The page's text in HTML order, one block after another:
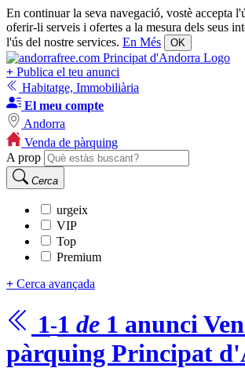
En continuar la seva navegació, vostè accepta
oferir-li serveis i ofertes a la mesura dels seus
l'ús del nostre services. En Més OK
+ Publica el teu anunci
Habitatge, Immobiliària
El meu compte
Andorra
Venda de pàrquing
A prop
Cerca
urgeix
VIP
Top
Premium
+ Cerca avançada
1-1 de 1 anunci
pàrquing Principat